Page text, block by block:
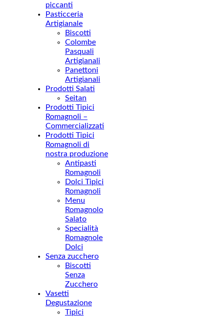
piccanti
Pasticceria
Artigianale
Biscotti
Colombe
Pasquali
Artigianali
Panettoni
Artigianali
Prodotti Salati
Seitan
Prodotti Tipici
Romagnoli –
Commercializzati
Prodotti Tipici
Romagnoli di
nostra produzione
Antipasti
Romagnoli
Dolci Tipici
Romagnoli
Menu
Romagnolo
Salato
Specialità
Romagnole
Dolci
Senza zucchero
Biscotti
Senza
Zucchero
Vasetti
Degustazione
Tipici